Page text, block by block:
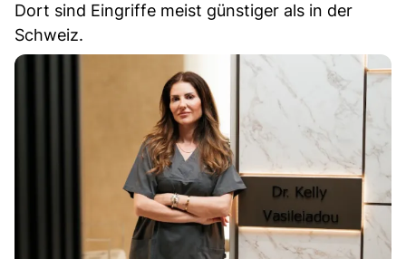
Dort sind Eingriffe meist günstiger als in der
Schweiz.